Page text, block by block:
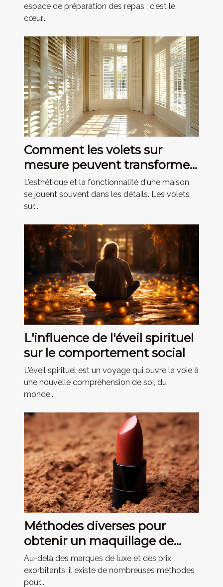
espace de préparation des repas ; c'est le
cœur...
Comment les volets sur
mesure peuvent transformer
votre maison
L'esthétique et la fonctionnalité d'une maison
se jouent souvent dans les détails. Les volets
sur...
L'influence de l'éveil spirituel
sur le comportement social
L'éveil spirituel est un voyage qui ouvre la voie à
une nouvelle compréhension de soi, du
monde...
Méthodes diverses pour
obtenir un maquillage de
qualité à des prix abordables
Au-delà des marques de luxe et des prix
exorbitants, il existe de nombreuses méthodes
pour...